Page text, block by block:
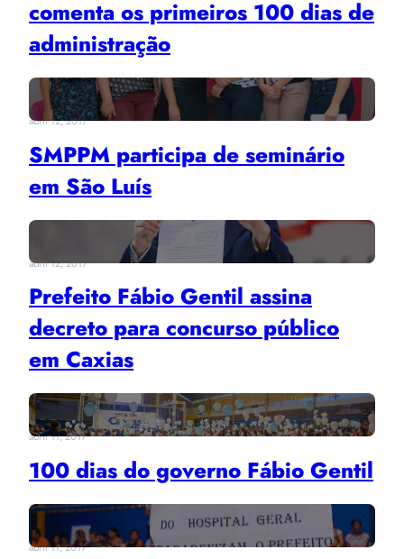
comenta os primeiros 100 dias de
administração
abril 12, 2017
SMPPM participa de seminário
em São Luís
abril 12, 2017
Prefeito Fábio Gentil assina
decreto para concurso público
em Caxias
abril 11, 2017
100 dias do governo Fábio Gentil
abril 11, 2017